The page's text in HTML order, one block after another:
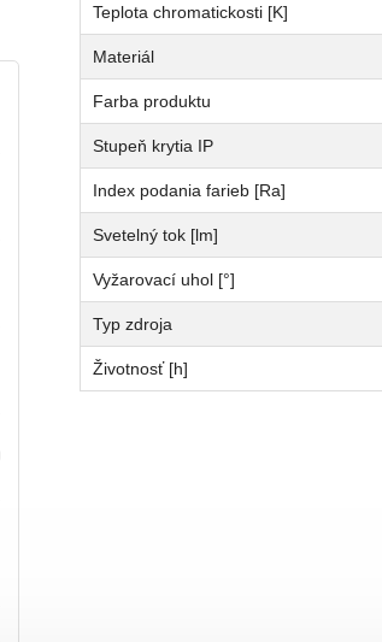
Teplota chromatickosti [K]
Materiál
Farba produktu
Stupeň krytia IP
Index podania farieb [Ra]
Svetelný tok [lm]
Vyžarovací uhol [°]
Typ zdroja
Životnosť [h]